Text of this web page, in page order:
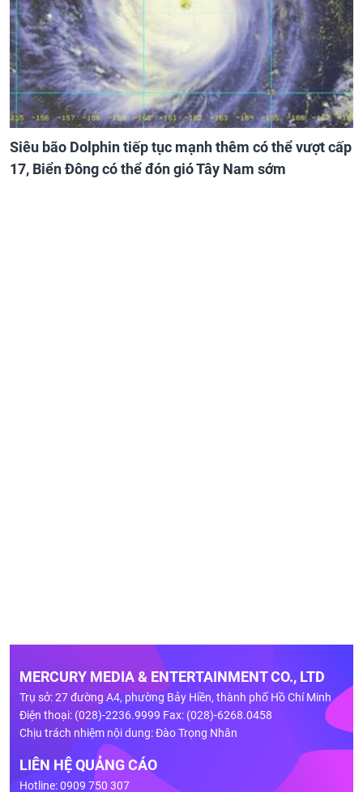
Siêu bão Dolphin tiếp tục mạnh thêm có thể vượt cấp
17, Biển Đông có thể đón gió Tây Nam sớm
MERCURY MEDIA & ENTERTAINMENT CO., LTD
Trụ sở: 27 đường A4, phường Bảy Hiền, thành phố Hồ Chí Minh
Điện thoại: (028)-2236.9999 Fax: (028)-6268.0458
Chịu trách nhiệm nội dung: Đào Trọng Nhân
LIÊN HỆ QUẢNG CÁO
Hotline: 0909 750 307